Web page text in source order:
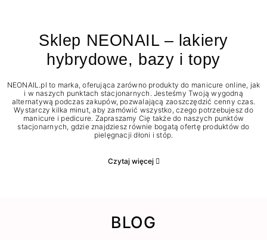
Sklep NEONAIL – lakiery
hybrydowe, bazy i topy
NEONAIL.pl to marka, oferująca zarówno produkty do manicure online, jak
i w naszych punktach stacjonarnych. Jesteśmy Twoją wygodną
alternatywą podczas zakupów, pozwalającą zaoszczędzić cenny czas.
Wystarczy kilka minut, aby zamówić wszystko, czego potrzebujesz do
manicure i pedicure. Zapraszamy Cię także do naszych punktów
stacjonarnych, gdzie znajdziesz równie bogatą ofertę produktów do
pielęgnacji dłoni i stóp.
Czytaj więcej
BLOG